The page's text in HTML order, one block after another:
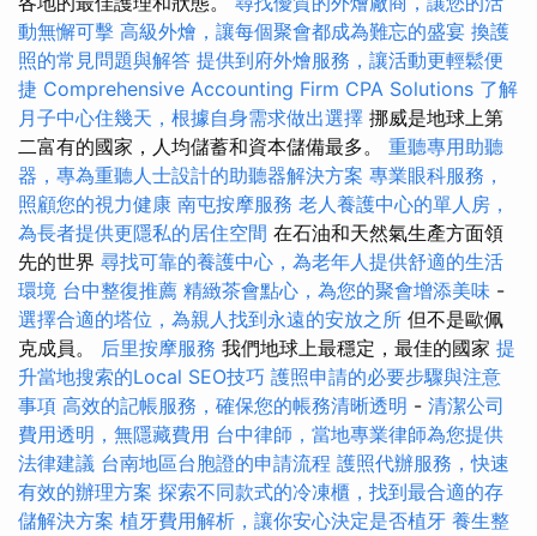
動無懈可擊 高級外燴，讓每個聚會都成為難忘的盛宴 換護
照的常見問題與解答 提供到府外燴服務，讓活動更輕鬆便
捷 Comprehensive Accounting Firm CPA Solutions 了解
月子中心住幾天，根據自身需求做出選擇 挪威是地球上第
二富有的國家，人均儲蓄和資本儲備最多。 重聽專用助聽
器，專為重聽人士設計的助聽器解決方案 專業眼科服務，
照顧您的視力健康 南屯按摩服務 老人養護中心的單人房，
為長者提供更隱私的居住空間 在石油和天然氣生產方面領
先的世界 尋找可靠的養護中心，為老年人提供舒適的生活
環境 台中整復推薦 精緻茶會點心，為您的聚會增添美味 -
選擇合適的塔位，為親人找到永遠的安放之所 但不是歐佩
克成員。 后里按摩服務 我們地球上最穩定，最佳的國家 提
升當地搜索的Local SEO技巧 護照申請的必要步驟與注意
事項 高效的記帳服務，確保您的帳務清晰透明 - 清潔公司
費用透明，無隱藏費用 台中律師，當地專業律師為您提供
法律建議 台南地區台胞證的申請流程 護照代辦服務，快速
有效的辦理方案 探索不同款式的冷凍櫃，找到最合適的存
儲解決方案 植牙費用解析，讓你安心決定是否植牙 養生整